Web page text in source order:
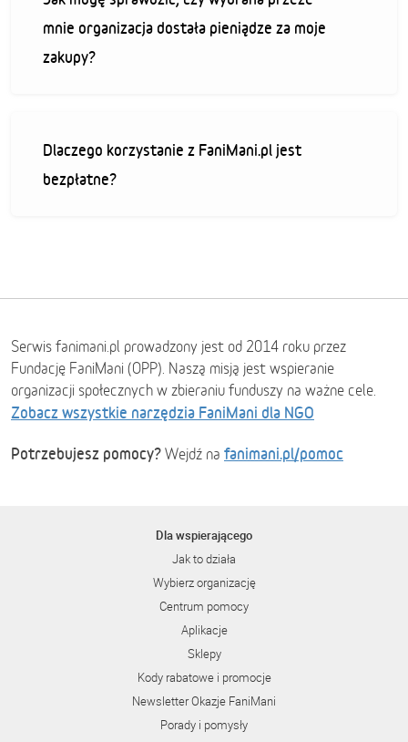
mnie organizacja dostała pieniądze za moje
zakupy?
Dlaczego korzystanie z FaniMani.pl jest
bezpłatne?
Serwis fanimani.pl prowadzony jest od 2014 roku przez
Fundację FaniMani (OPP). Naszą misją jest wspieranie
organizacji społecznych w zbieraniu funduszy na ważne cele.
Zobacz wszystkie narzędzia FaniMani dla NGO
Potrzebujesz pomocy? Wejdź na fanimani.pl/pomoc
Dla wspierającego
Jak to działa
Wybierz organizację
Centrum pomocy
Aplikacje
Sklepy
Kody rabatowe i promocje
Newsletter Okazje FaniMani
Porady i pomysły